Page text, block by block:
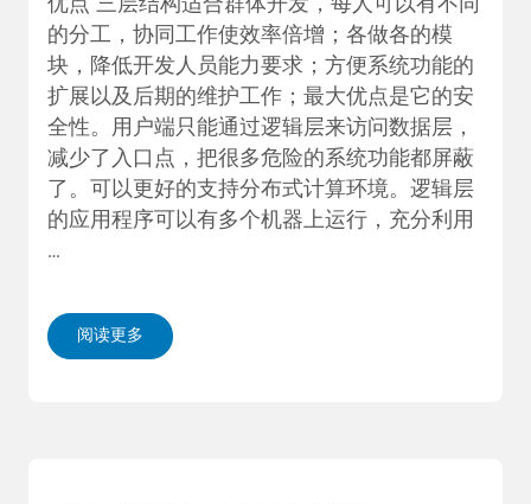
优点 三层结构适合群体开发，每人可以有不同
的分工，协同工作使效率倍增；各做各的模
块，降低开发人员能力要求；方便系统功能的
扩展以及后期的维护工作；最大优点是它的安
全性。用户端只能通过逻辑层来访问数据层，
减少了入口点，把很多危险的系统功能都屏蔽
了。可以更好的支持分布式计算环境。逻辑层
的应用程序可以有多个机器上运行，充分利用
…
阅读更多